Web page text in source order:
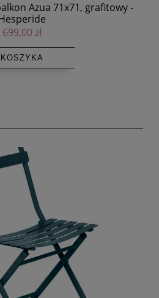
Azua 71x71, grafitowy -
699,00 zł